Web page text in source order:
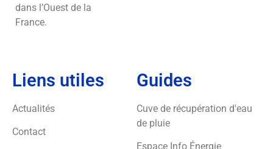
dans l’Ouest de la
France.
Liens utiles
Actualités
Contact
Guides
Cuve de récupération d'eau
de pluie
Espace Info Énergie